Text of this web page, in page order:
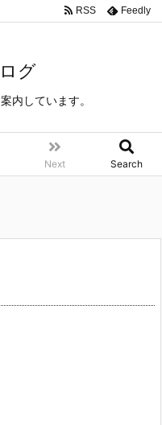
メーカー紹介 Lifesize
グ
内しています。
Next Search
RSS Feedly